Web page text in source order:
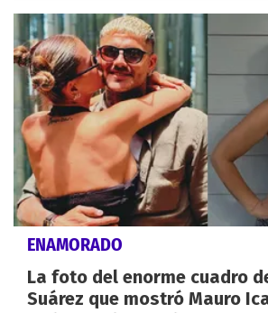
ENAMORADO
La foto del enorme cuadro
Suárez que mostró Mauro